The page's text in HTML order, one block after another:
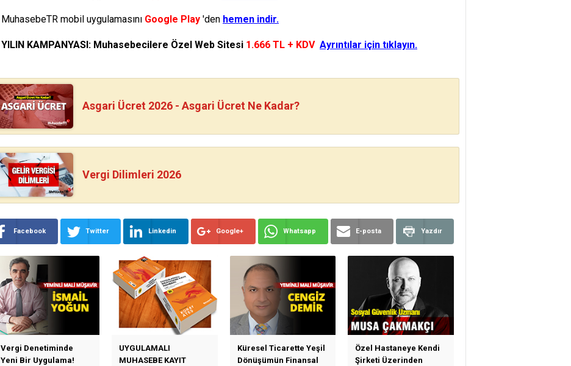
MuhasebeTR mobil uygulamasını Google Play 'den hemen indir.
YILIN KAMPANYASI: Muhasebecilere Özel Web Sitesi 1.666 TL + KDV Ayrıntılar için tıklayın.
Asgari Ücret 2026 - Asgari Ücret Ne Kadar?
Vergi Dilimleri 2026
Facebook Twitter Linkedin Google+ Whatsapp E-posta Yazdır
Vergi Denetiminde
Yeni Bir Uygulama!
UYGULAMALI
MUHASEBE KAYIT
Küresel Ticarette Yeşil
Dönüşümün Finansal
Özel Hastaneye Kendi
Şirketi Üzerinden